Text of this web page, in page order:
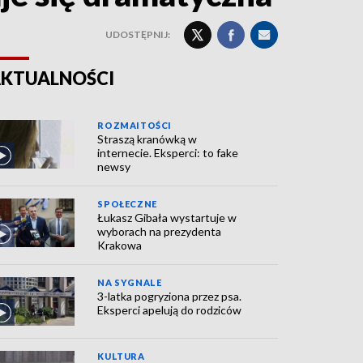
UDOSTĘPNIJ:
ROZMAITOŚCI
Straszą kranówką w
internecie. Eksperci: to fake
newsy
SPOŁECZNE
Łukasz Gibała wystartuje w
wyborach na prezydenta
Krakowa
NA SYGNALE
3-latka pogryziona przez psa.
Eksperci apelują do rodziców
KULTURA